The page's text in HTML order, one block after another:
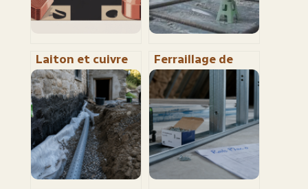
Laiton et cuivre
comment les
distinguer et
bien les utiliser
Ferraillage de
dalle béton : 3
erreurs de pose
qui fragilisent
votre structure